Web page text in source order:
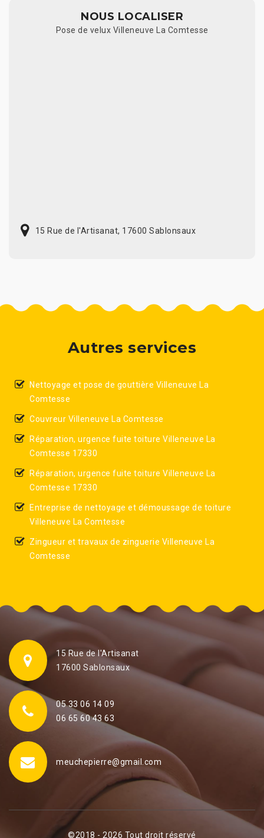
NOUS LOCALISER
Pose de velux Villeneuve La Comtesse
15 Rue de l'Artisanat, 17600 Sablonsaux
Autres services
Nettoyage et pose de gouttière Villeneuve La
Comtesse
Couvreur Villeneuve La Comtesse
Réparation, urgence fuite toiture Villeneuve La
Comtesse 17330
Réparation, urgence fuite toiture Villeneuve La
Comtesse 17330
Entreprise de nettoyage et démoussage de toiture
Villeneuve La Comtesse
Zingueur et travaux de zinguerie Villeneuve La
Comtesse
15 Rue de l'Artisanat
17600 Sablonsaux
05 33 06 14 09
06 65 60 43 63
meuchepierre@gmail.com
©2018 - 2026 Tout droit réservé